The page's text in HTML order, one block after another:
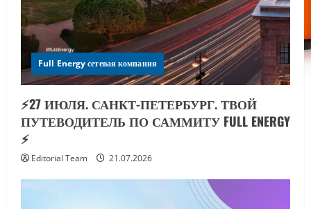
Full Energy сетевая компания
⚡️27 ИЮЛЯ. САНКТ-ПЕТЕРБУРГ. ТВОЙ
ПУТЕВОДИТЕЛЬ ПО САММИТУ FULL ENERGY
⚡️
Editorial Team 21.07.2026